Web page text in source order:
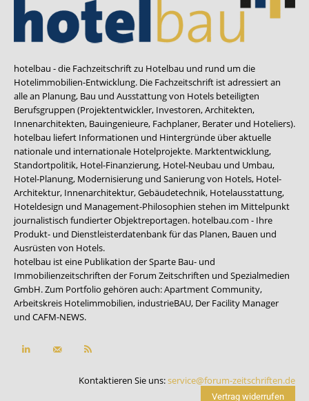
hotelbau - die Fachzeitschrift zu Hotelbau und rund um die
Hotelimmobilien-Entwicklung. Die Fachzeitschrift ist adressiert an
alle an Planung, Bau und Ausstattung von Hotels beteiligten
Berufsgruppen (Projektentwickler, Investoren, Architekten,
Innenarchitekten, Bauingenieure, Fachplaner, Berater und Hoteliers).
hotelbau liefert Informationen und Hintergründe über aktuelle
nationale und internationale Hotelprojekte. Marktentwicklung,
Standortpolitik, Hotel-Finanzierung, Hotel-Neubau und Umbau,
Hotel-Planung, Modernisierung und Sanierung von Hotels, Hotel-
Architektur, Innenarchitektur, Gebäudetechnik, Hotelausstattung,
Hoteldesign und Management-Philosophien stehen im Mittelpunkt
journalistisch fundierter Objektreportagen. hotelbau.com - Ihre
Produkt- und Dienstleisterdatenbank für das Planen, Bauen und
Ausrüsten von Hotels.
hotelbau ist eine Publikation der Sparte Bau- und
Immobilienzeitschriften der Forum Zeitschriften und Spezialmedien
GmbH. Zum Portfolio gehören auch:Apartment Community,
Arbeitskreis Hotelimmobilien, industrieBAU, Der Facility Manager
und CAFM-NEWS.
Kontaktieren Sie uns:service@forum-zeitschriften.de
Vertrag widerrufen